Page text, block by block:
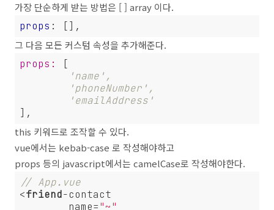
가장 단순하게 받는 방법은 [ ] array 이다.
props :
그 다음 모든 커스텀 속성을 추가해준다.
props:
[
'name',
'phoneNumber',
'emailAddress'
this 키워드로 조작할 수 있다.
vue에서는 kebab-case 로 작성해야하고
props 등의 javascript에서는 camelCase로 작성해야한다.
// App.vue
<friend-contact
	name=
"~"